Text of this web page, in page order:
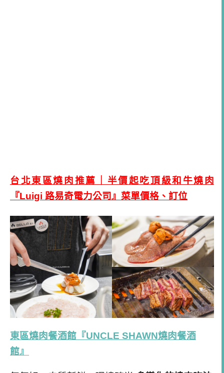
東區燒肉餐酒館『UNCLE SHAWN燒肉餐酒
館』
氣氛好、肉質新鮮、環境時尚,多變化的燒肉吃法
顏值高的服務生、骰子遊戲折抵現金、拉單槓換